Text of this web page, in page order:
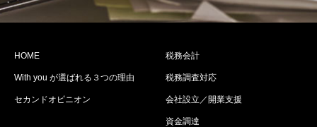
HOME
With you が選ばれる３つの理由
セカンドオピニオン
税務会計
税務調査対応
会社設立／開業支援
資金調達